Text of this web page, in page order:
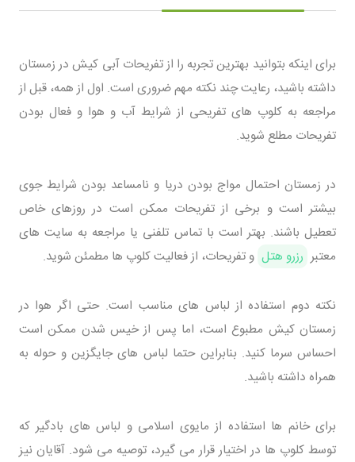
برای اینکه بتوانید بهترین تجربه را از تفریحات آبی کیش در زمستان
داشته باشید، رعایت چند نکته مهم ضروری است. اول از همه، قبل از
مراجعه به کلوپ های تفریحی از شرایط آب و هوا و فعال بودن
تفریحات مطلع شوید.
در زمستان احتمال مواج بودن دریا و نامساعد بودن شرایط جوی
بیشتر است و برخی از تفریحات ممکن است در روزهای خاص
تعطیل باشند. بهتر است با تماس تلفنی یا مراجعه به سایت های
معتبر رزرو هتل و تفریحات، از فعالیت کلوپ ها مطمئن شوید.
نکته دوم استفاده از لباس های مناسب است. حتی اگر هوا در
زمستان کیش مطبوع است، اما پس از خیس شدن ممکن است
احساس سرما کنید. بنابراین حتما لباس های جایگزین و حوله به
همراه داشته باشید.
برای خانم ها استفاده از مایوی اسلامی و لباس های بادگیر که
توسط کلوپ ها در اختیار قرار می گیرد، توصیه می شود. آقایان نیز